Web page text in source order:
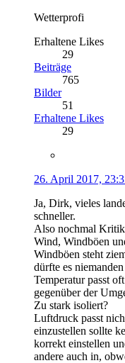
Wetterprofi
Erhaltene Likes
29
Beiträge
765
Bilder
51
Erhaltene Likes
29
26. April 2017,
Ja, Dirk, vieles
schneller.
Also nochmal
Wind, Windböen
Windböen steht
dürfte es
Temperatur passt
gegenüber der
Zu stark isoliert?
Luftdruck passt
einzustellen sollte
korrekt einstellen
andere auch in,